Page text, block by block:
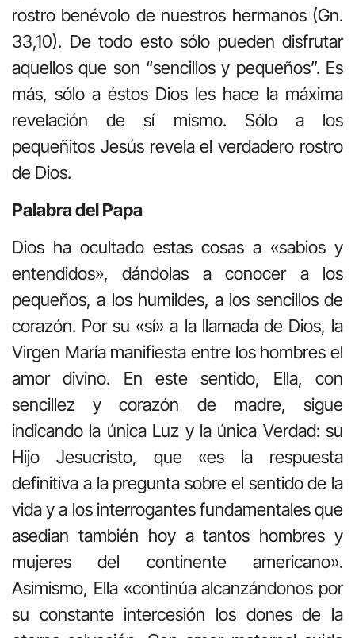
rostro benévolo de nuestros hermanos (Gn.
33,10). De todo esto sólo pueden disfrutar
aquellos que son “sencillos y pequeños”. Es
más, sólo a éstos Dios les hace la máxima
revelación de sí mismo. Sólo a los
pequeñitos Jesús revela el verdadero rostro
de Dios.
Palabra del Papa
Dios ha ocultado estas cosas a «sabios y
entendidos», dándolas a conocer a los
pequeños, a los humildes, a los sencillos de
corazón. Por su «sí» a la llamada de Dios, la
Virgen María manifiesta entre los hombres el
amor divino. En este sentido, Ella, con
sencillez y corazón de madre, sigue
indicando la única Luz y la única Verdad: su
Hijo Jesucristo, que «es la respuesta
definitiva a la pregunta sobre el sentido de la
vida y a los interrogantes fundamentales que
asedian también hoy a tantos hombres y
mujeres del continente americano».
Asimismo, Ella «continúa alcanzándonos por
su constante intercesión los dones de la